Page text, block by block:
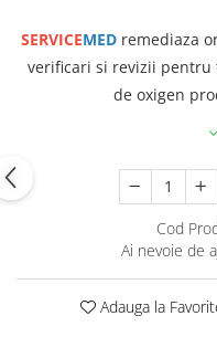
SERVICEMED remediaza
verificari si revizii pentru
de oxigen
Cod
Ai nevoie de
Adauga la